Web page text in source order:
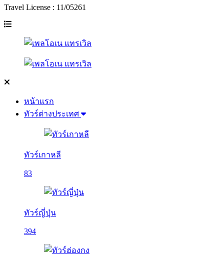
Travel License : 11/05261
หน้าแรก
ทัวร์ต่างประเทศ
ทัวร์เกาหลี
83
ทัวร์ญี่ปุ่น
394